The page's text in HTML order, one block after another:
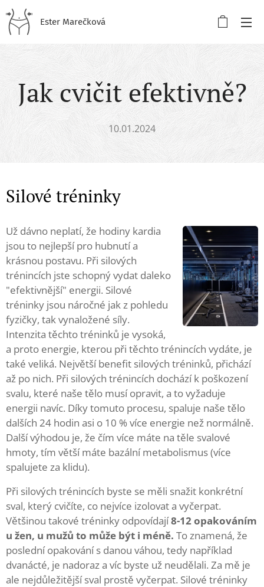
Ester Marečková
Jak cvičit efektivně?
10.01.2024
Silové tréninky
Už dávno neplatí, že hodiny kardia
jsou to nejlepší pro hubnutí a
krásnou postavu. Při silových
trénincích jste schopný vydat daleko
"efektivnější" energii. Silové
tréninky jsou náročné jak z pohledu
fyzičky, tak vynaložené síly.
Intenzita těchto tréninků je vysoká,
a proto energie, kterou při těchto trénincích vydáte, je
také veliká. Největší benefit silových tréninků, přichází
až po nich. Při silových trénincích dochází k poškození
svalu, které naše tělo musí opravit, a to vyžaduje
energii navíc. Díky tomuto procesu, spaluje naše tělo
dalších 24 hodin asi o 10 % více energie než normálně.
Další výhodou je, že čím více máte na těle svalové
hmoty, tím větší máte bazální metabolismus (více
spalujete za klidu).
Při silových trénincích byste se měli snažit konkrétní
sval, který cvičíte, co nejvíce izolovat a vyčerpat.
Většinou takové tréninky odpovídají8-12 opakováním
u žen, u mužů to může být i méně. To znamená, že
poslední opakování s danou váhou, tedy například
dvanácté, je nadoraz a víc byste už neudělali. Za mě je
ale nejdůležitější sval prostě vyčerpat. Silové tréninky